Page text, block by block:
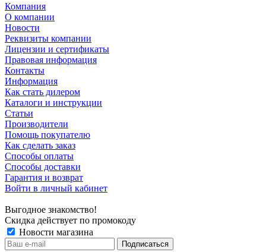
Компания
О компании
Новости
Реквизиты компании
Лицензии и сертификаты
Правовая информация
Контакты
Информация
Как стать дилером
Каталоги и инструкции
Статьи
Производители
Помощь покупателю
Как сделать заказ
Способы оплаты
Способы доставки
Гарантия и возврат
Войти в личный кабинет
Выгодное знакомство!
Скидка действует по промокоду
Новости магазина